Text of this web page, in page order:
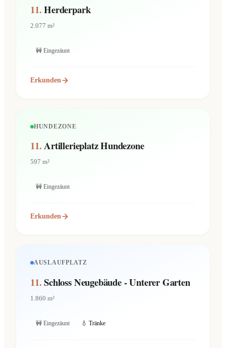
11.Herderpark
2.077 m²
🚧 Eingezäunt
Erkunden
HUNDEZONE
11.Artillerieplatz Hundezone
597 m²
🚧 Eingezäunt
Erkunden
AUSLAUFPLATZ
11.Schloss Neugebäude - Unterer Garten
1.860 m²
🚧 Eingezäunt 💧 Tränke